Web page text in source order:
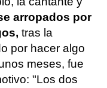
arropados por
tras la
por hacer algo
meses, fue
"Los dos